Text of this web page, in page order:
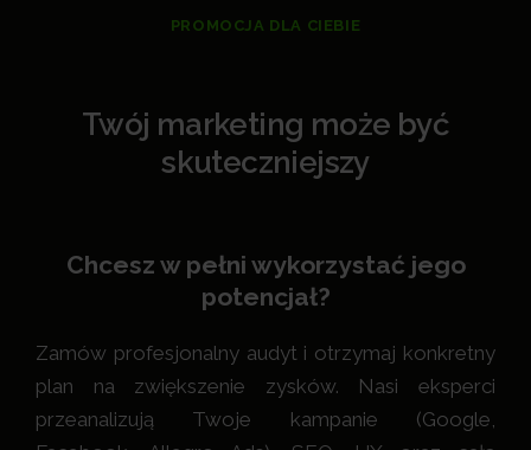
PROMOCJA DLA CIEBIE
Twój marketing może być
skuteczniejszy
Chcesz w pełni wykorzystać jego
potencjał?
Zamów profesjonalny audyt i otrzymaj konkretny
plan na zwiększenie zysków. Nasi eksperci
przeanalizują Twoje kampanie (Google,